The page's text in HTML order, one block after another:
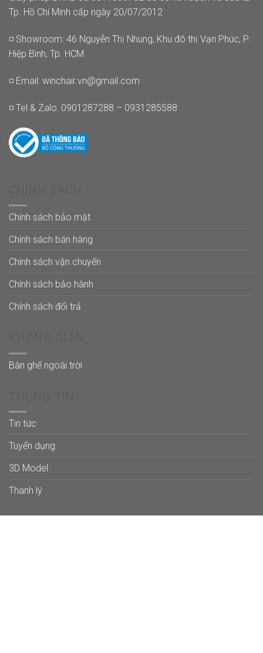
Tp. Hồ Chí Minh cấp ngày 20/07/2012
◽ Showroom: 46 Nguyễn Thị Nhung, Khu đô thị Vạn Phúc, P.
Hiệp Bình, Tp. HCM
◽ Email: winchair.vn@gmail.com
◽ Tel & Zalo: 0901287288 – 0931285588
Chính sách bảo mật
Chính sách bán hàng
Chính sách vận chuyển
Chính sách bảo hành
Chính sách đổi trả
Bàn ghế ngoài trời
Tin tức
Tuyển dụng
3D Model
Thanh lý